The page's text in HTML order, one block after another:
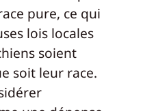
pure, ce qui
lois locales
soient
soit leur race.